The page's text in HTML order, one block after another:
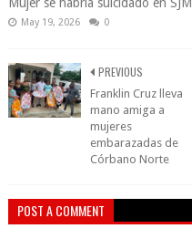
May 19, 2026 0
PREVIOUS
Franklin Cruz lleva
mano amiga a
mujeres
embarazadas de
Córbano Norte
POST A COMMENT